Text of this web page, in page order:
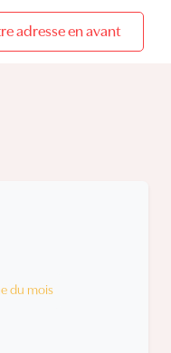
adresse en avant
du mois